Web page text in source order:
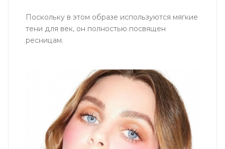
Поскольку в этом образе используются мягкие
тени для век, он полностью посвящен
ресницам.